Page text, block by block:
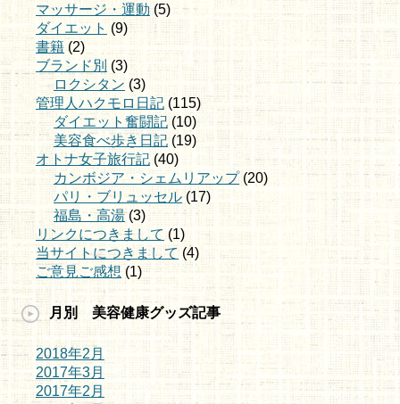
マッサージ・運動 (5)
ダイエット (9)
書籍 (2)
ブランド別 (3)
ロクシタン (3)
管理人ハクモロ日記 (115)
ダイエット奮闘記 (10)
美容食べ歩き日記 (19)
オトナ女子旅行記 (40)
カンボジア・シェムリアップ(20)
パリ・ブリュッセル (17)
福島・高湯(3)
リンクにつきまして (1)
当サイトにつきまして (4)
ご意見ご感想 (1)
月別 美容健康グッズ記事
2018年2月
2017年3月
2017年2月